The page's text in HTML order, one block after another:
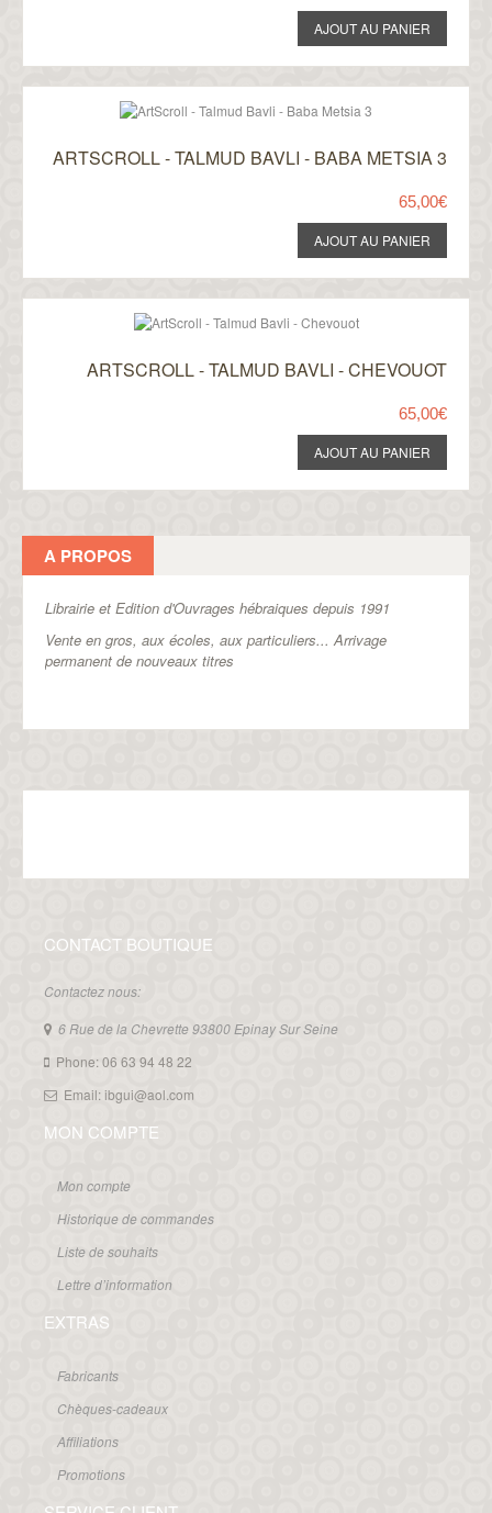
ARTSCROLL - TALMUD BAVLI - BABA METSIA 3
65,00€
ARTSCROLL - TALMUD BAVLI - CHEVOUOT
65,00€
A PROPOS
Librairie et Edition d'Ouvrages hébraiques depuis 1991
Vente en gros, aux écoles, aux particuliers...Arrivage
permanent de nouveaux titres
CONTACT BOUTIQUE
Contactez nous:
6 Rue de la Chevrette 93800 Epinay Sur Seine
Phone: 06 63 94 48 22
Email: ibgui@aol.com
MON COMPTE
Mon compte
Historique de commandes
Liste de souhaits
Lettre d’information
EXTRAS
Fabricants
Chèques-cadeaux
Affiliations
Promotions